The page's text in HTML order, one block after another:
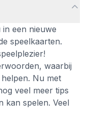
een nieuwe
speelkaarten.
waarbij
Nu met
veel meer tips
kan spelen. Veel